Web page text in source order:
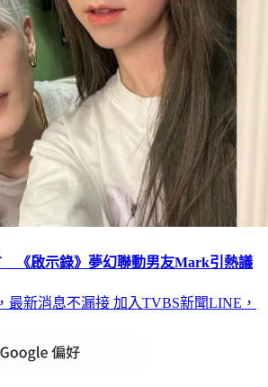
《啟示錄》夢幻聯動男友Mark引熱議
最新消息不漏接 加入TVBS新聞LINE，